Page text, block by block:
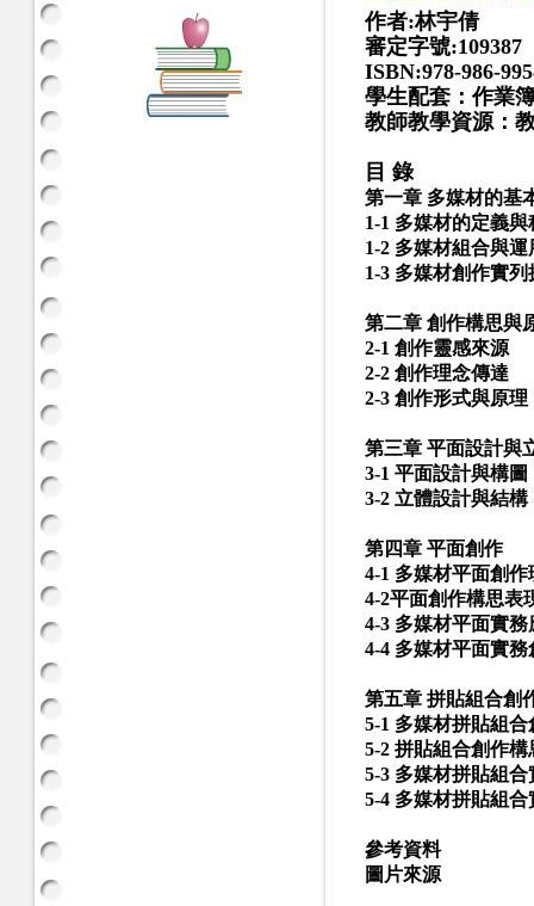
作者:林宇倩
審定字號:109387
ISBN:978-986-
學生配套：作業
教師教學資源：
目 錄
第一章 多媒材的基
1-1 多媒材的定義與
1-2 多媒材組合與運
1-3 多媒材創作實列
第二章 創作構思與
2-1 創作靈感來源
2-2 創作理念傳達
2-3 創作形式與原理
第三章 平面設計與
3-1 平面設計與構圖
3-2 立體設計與結構
第四章 平面創作
4-1 多媒材平面創作
4-2平面創作構思表
4-3 多媒材平面實務
4-4 多媒材平面實務
第五章 拼貼組合創
5-1 多媒材拼貼組合
5-2 拼貼組合創作構
5-3 多媒材拼貼組合
5-4 多媒材拼貼組
參考資料
圖片來源